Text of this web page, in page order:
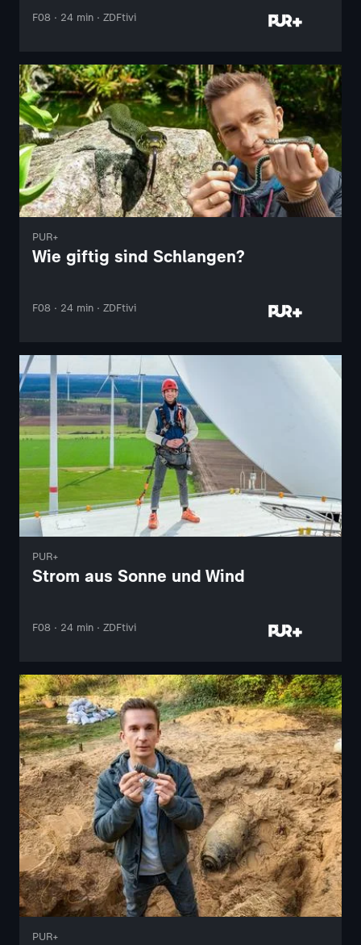
F08 · 24 min · ZDFtivi
PUR+
Wie giftig sind Schlangen?
F08 · 24 min · ZDFtivi
PUR+
Strom aus Sonne und Wind
F08 · 24 min · ZDFtivi
PUR+